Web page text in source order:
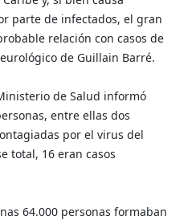
parte de infectados, el gran
relación con casos de
de Guillain Barré.
de Salud informó
entre ellas dos
por el virus del
total, 16 eran casos
64.000 personas formaban